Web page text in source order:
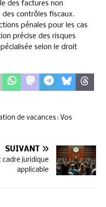
des factures non
contrôles fiscaux.
pénales pour les cas
précise des risques
selon le droit
de vacances : Vos
SUIVANT
cadre juridique
applicable